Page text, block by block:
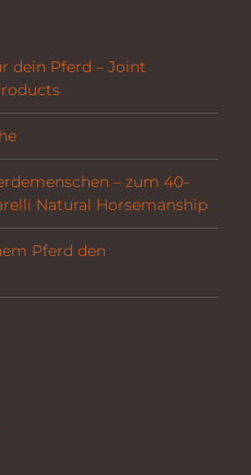
dein Pferd – Joint
– zum 40-
Natural Horsemanship
Pferd den